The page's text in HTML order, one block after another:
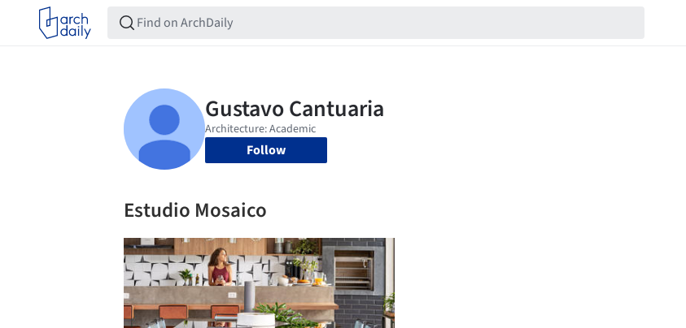
Follow
Estudio Mosaico